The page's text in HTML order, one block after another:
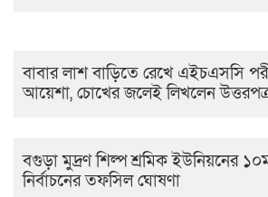
বাবার লাশ বাড়িতে রেখে এইচএসসি
আয়েশা, চোখের জলেই লিখলেন
বগুড়া মুদ্রণ শিল্প শ্রমিক ইউনিয়নের ১০ম
নির্বাচনের তফসিল ঘোষণা